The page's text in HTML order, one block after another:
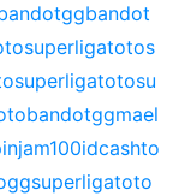
bandot
superligatotos
superligatotosu
bandotggmael
idcashto
superligatoto